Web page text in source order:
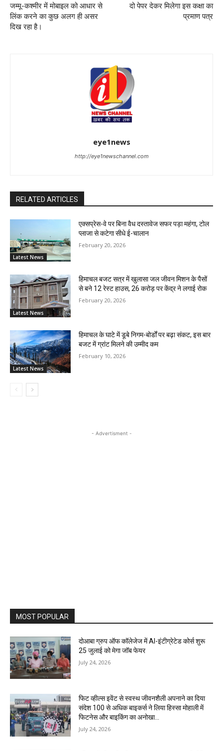
जम्मू-कश्मीर में मोबाइल को आधार से
लिंक करने का कुछ अलग ही असर
दिख रहा है।
दो पेपर देकर मिलेगा इस कक्षा का
प्रमाण पत्र
eye1news
http://eye1newschannel.com
RELATED ARTICLES
Latest News
एक्सप्रेस-वे पर बिना वैध दस्तावेज सफर पड़ा महंगा, टोल
प्लाजा से कटेगा सीधे ई-चालान
February 20, 2026
Latest News
हिमाचल बजट सत्र में खुलासा जल जीवन मिशन के पैसों
से बने 12 रेस्ट हाउस, 26 करोड़ पर केंद्र ने लगाई रोक
February 20, 2026
Latest News
हिमाचल के घाटे में डूबे निगम-बोर्डों पर बढ़ा संकट, इस बार
बजट में ग्रांट मिलने की उम्मीद कम
February 10, 2026
- Advertisment -
MOST POPULAR
दोआबा ग्रुप ऑफ कॉलेजेज में AI-इंटीग्रेटेड कोर्स शुरू
25 जुलाई को मेगा जॉब फेयर
July 24, 2026
फिट व्हील्स इवेंट से स्वस्थ जीवनशैली अपनाने का दिया
संदेश 100 से अधिक बाइकर्स ने लिया हिस्सा मोहाली में
फिटनेस और बाइकिंग का अनोखा...
July 24, 2026